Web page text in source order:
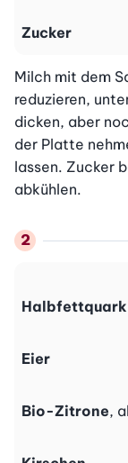
Zucker
Milch mit dem
reduzieren,
dicken, aber
der Platte
lassen. Zucker
abkühlen.
Halbfettquark
Eier
Bio-Zitrone,